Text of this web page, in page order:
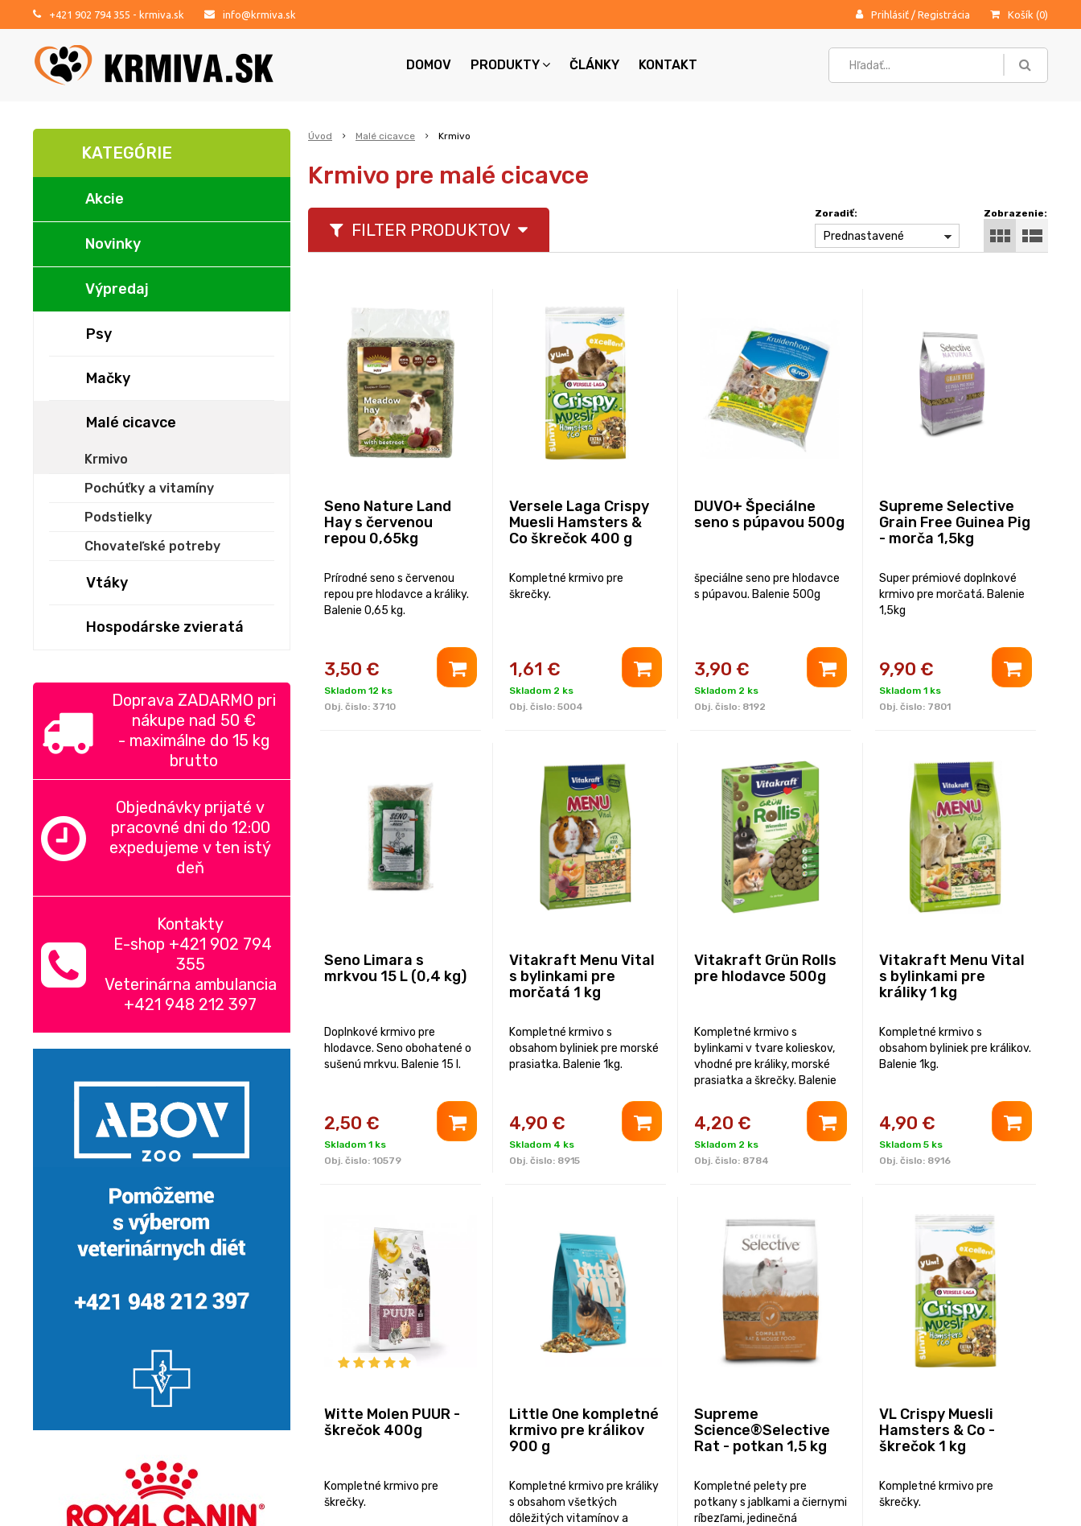
+421 902 794 355 - krmiva.sk info@krmiva.sk Prihlásiť / Registrácia Košík (0)
DOMOV PRODUKTY ČLÁNKY KONTAKT
Úvod Malé cicavce Krmivo
Krmivo pre malé cicavce
Zobrazenie:
Zoradiť:
Prednastavené
FILTER PRODUKTOV
Seno Nature Land
Hay s červenou
repou 0,65kg
Prírodné seno s červenou
repou pre hlodavce a králiky.
Balenie 0,65 kg.
3,50 €
Skladom 12 ks
Obj. čislo: 3710
Versele Laga Crispy
Muesli Hamsters &
Co škrečok 400 g
Kompletné krmivo pre
škrečky.
1,61 €
Skladom 2 ks
Obj. čislo: 5004
DUVO+ Špeciálne
seno s púpavou 500g
špeciálne seno pre hlodavce
s púpavou. Balenie 500g
3,90 €
Skladom 2 ks
Obj. čislo: 8192
Supreme Selective
Grain Free Guinea Pig
- morča 1,5kg
Super prémiové doplnkové
krmivo pre morčatá. Balenie
1,5kg
9,90 €
Skladom 1 ks
Obj. čislo: 7801
Seno Limara s
mrkvou 15 L (0,4 kg)
Doplnkové krmivo pre
hlodavce. Seno obohatené o
sušenú mrkvu. Balenie 15 l.
2,50 €
Skladom 1 ks
Obj. čislo: 10579
Vitakraft Menu Vital
s bylinkami pre
morčatá 1 kg
Kompletné krmivo s
obsahom byliniek pre morské
prasiatka. Balenie 1kg.
4,90 €
Skladom 4 ks
Obj. čislo: 8915
Vitakraft Grün Rolls
pre hlodavce 500g
Kompletné krmivo s
bylinkami v tvare kolieskov,
vhodné pre králiky, morské
prasiatka a škrečky. Balenie
4,20 €
Skladom 2 ks
Obj. čislo: 8784
Vitakraft Menu Vital
s bylinkami pre
králiky 1 kg
Kompletné krmivo s
obsahom byliniek pre králikov.
Balenie 1kg.
4,90 €
Skladom 5 ks
Obj. čislo: 8916
Witte Molen PUUR -
škrečok 400g
Kompletné krmivo pre
škrečky.
Little One kompletné
krmivo pre králikov
900 g
Kompletné krmivo pre králiky
s obsahom všetkých
dôležitých vitamínov a
Supreme
Science®Selective
Rat - potkan 1,5 kg
Kompletné pelety pre
potkany s jablkami a čiernymi
ríbezľami, jedinečná
VL Crispy Muesli
Hamsters & Co -
škrečok 1 kg
Kompletné krmivo pre
škrečky.
KATEGÓRIE
Akcie
Novinky
Výpredaj
Psy
Mačky
Malé cicavce
Krmivo
Pochúťky a vitamíny
Podstielky
Chovateľské potreby
Vtáky
Hospodárske zvieratá
Doprava ZADARMO pri
nákupe nad 50 €
- maximálne do 15 kg
brutto
Objednávky prijaté v
pracovné dni do 12:00
expedujeme v ten istý
deň
Kontakty
E-shop +421 902 794
355
Veterinárna ambulancia
+421 948 212 397